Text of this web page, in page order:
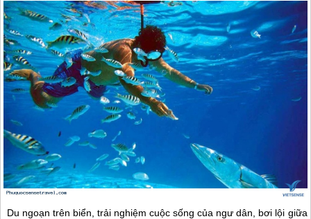
Du ngoạn trên biển, trải nghiệm cuộc sống của ngư dân, bơi lội giữa